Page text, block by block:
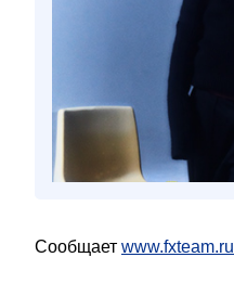
Сообщает www.fxteam.ru